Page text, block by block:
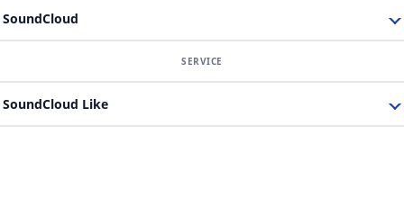
SoundCloud
SoundCloud Like